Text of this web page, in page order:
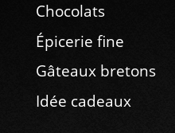
Chocolats
Épicerie fine
Gâteaux bretons
Idée cadeaux